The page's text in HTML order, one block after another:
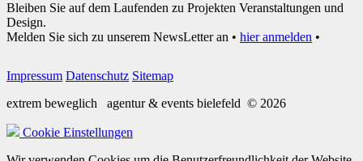
Bleiben Sie auf dem Laufenden zu Projekten Veranstaltungen und
Design.
Melden Sie sich zu unserem NewsLetter an • hier anmelden •
Impressum Datenschutz Sitemap
extrem beweglich agentur & events bielefeld © 2026
Cookie Einstellungen